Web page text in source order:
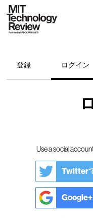
登録 ログイン
Use a social
Twitter